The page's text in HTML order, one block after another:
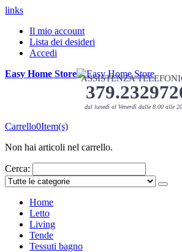
links
Il mio account
Lista dei desideri
Accedi
Easy Home Store ASSISTENZA
dal lunedì al Venerdì dalle 8:00 alle
Carrello0Item(s)
Non hai articoli nel carrello.
Cerca:
Home
Letto
Living
Tende
Tessuti bagno